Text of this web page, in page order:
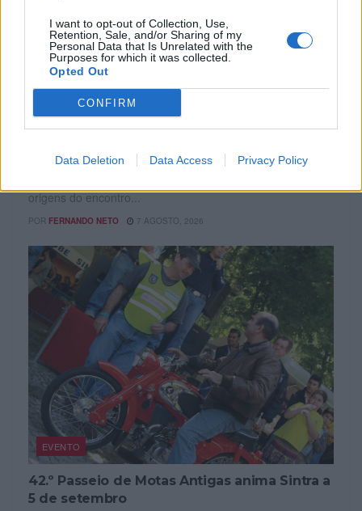
I want to opt-out of Collection, Use,
Retention, Sale, and/or Sharing of my
Personal Data that Is Unrelated with the
Purposes for which it was collected.
Opted Out
CONFIRM
Data Deletion Data Access Privacy Policy
MOTOMAIS
Indian Chief Vintage Sturgis – Nova versão
A nova Indian Chief Vintage Sturgis, SD Edition,
origens do encontro...
POR FERNANDO NETO 7 AGOSTO, 2026
EVENTO
42.º Passeio de Motas Antigas anima Sintra a
5 de setembro